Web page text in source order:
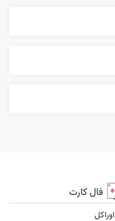
فال کارت
اوراکل